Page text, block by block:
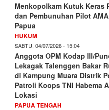
Menkopolkam Kutuk Keras
dan Pembunuhan Pilot
Papua
HUKUM
SABTU, 04/07/2026 - 15:04
Anggota OPM Kodap III/
Lekagak Talenggen Bakar
di Kampung Muara Distrik
Patroli Koops TNI Habema
Lokasi
PAPUA TENGAH